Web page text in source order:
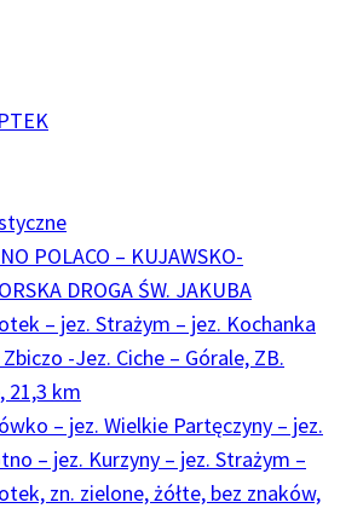
POLACO – KUJAWSKO-
DROGA ŚW. JAKUBA
– jez. Strażym – jez. Kochanka
-Jez. Ciche – Górale, ZB.
21,3 km
– jez. Wielkie Partęczyny – jez.
– jez. Kurzyny – jez. Strażym –
zn. zielone, żółte, bez znaków,